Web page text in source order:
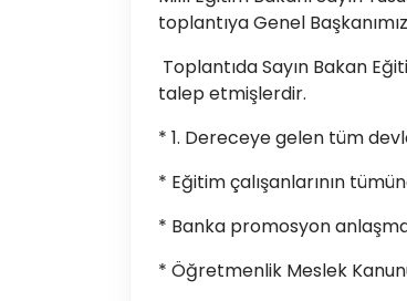
toplantıya Genel
Toplantıda Sayın Bakan
talep etmişlerdir.
* 1. Dereceye gelen tüm
* Eğitim çalışanlarının
* Banka promosyon
* Öğretmenlik Meslek